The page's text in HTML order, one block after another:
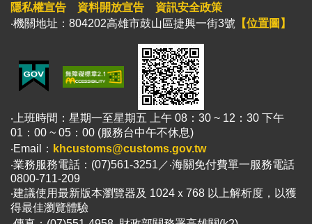
隱私權宣告 資料開放宣告
資訊安全政策
‧機關地址：804202高雄市鼓山區捷興一街3號 【位置圖】
‧上班時間：星期一至星期五 上午 08：30 ~ 12：30 下午
01：00 ~ 05：00 (服務台中午不休息)
‧Email： khcustoms@customs.gov.tw
‧業務服務電話：(07)561-3251／‧海關免付費單一服務電話
0800-711-209
‧建議使用最新版本瀏覽器及 1024ｘ768 以上解析度，以獲
得最佳瀏覽體驗